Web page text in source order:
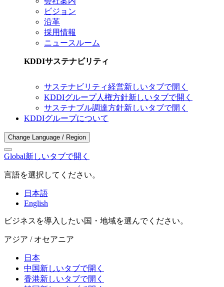
ビジョン
沿革
採用情報
ニュースルーム
KDDIサステナビリティ
サステナビリティ経営新しいタブで開く
KDDIグループ人権方針新しいタブで開く
サステナブル調達方針新しいタブで開く
KDDIグループについて
Change Language / Region
Global新しいタブで開く
言語を選択してください。
日本語
English
ビジネスを導入したい国・地域を選んでください。
アジア / オセアニア
日本
中国新しいタブで開く
香港新しいタブで開く